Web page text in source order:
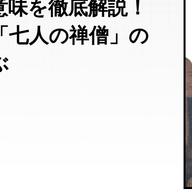
を徹底解説！
七人の禅僧」の